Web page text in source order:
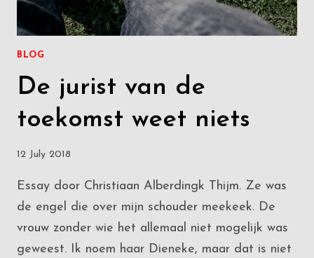
BLOG
De jurist van de
toekomst weet niets
12 July 2018
Essay door Christiaan Alberdingk Thijm. Ze was
de engel die over mijn schouder meekeek. De
vrouw zonder wie het allemaal niet mogelijk was
geweest. Ik noem haar Dieneke, maar dat is niet